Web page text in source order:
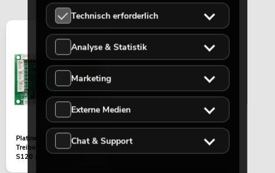
Platine (Motor + LED
Treiber) LED TMH Bar
S120 (X-Y-1733-3)
Technisch erforderlich
Analyse & Statistik
Marketing
Externe Medien
Chat & Support